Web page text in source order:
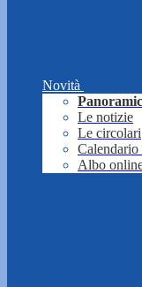
Novità
Le notizie
Le circolari
Calendario
Albo